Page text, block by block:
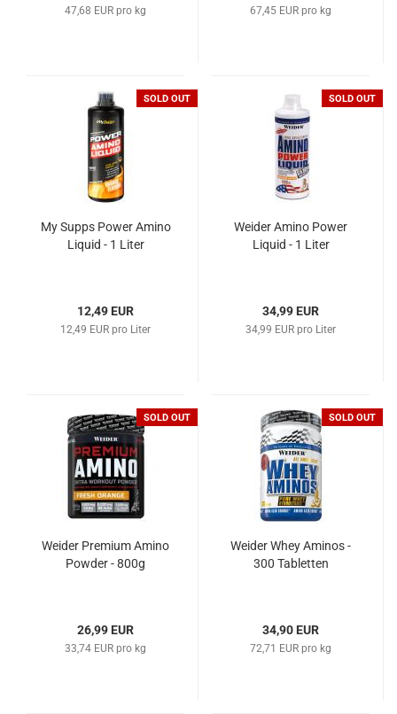
47,68 EUR pro kg 67,45 EUR pro kg
SOLD OUT
My Supps Power Amino
Liquid - 1 Liter
12,49 EUR
12,49 EUR pro Liter
SOLD OUT
Weider Amino Power
Liquid - 1 Liter
34,99 EUR
34,99 EUR pro Liter
SOLD OUT
Weider Premium Amino
Powder - 800g
26,99 EUR
33,74 EUR pro kg
SOLD OUT
Weider Whey Aminos -
300 Tabletten
34,90 EUR
72,71 EUR pro kg